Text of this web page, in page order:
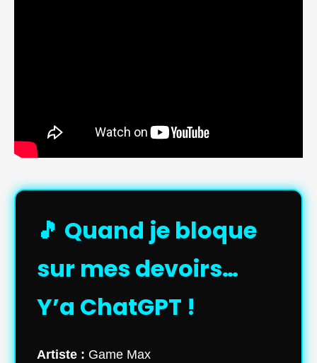
🎵 Quand je bloque
sur mes devoirs…
Y’a ChatGPT !
Artiste : Game Max